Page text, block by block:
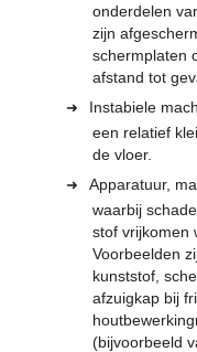
onderdelen
zijn
schermplaten
afstand tot
Instabiele
een relatief
de vloer.
Apparatuur,
waarbij
stof vrijkomen
Voorbeelden
kunststof,
afzuigkap bij
(bijvoorbeeld